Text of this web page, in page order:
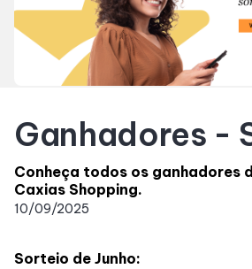
Horários
Cinema
Eventos
Fique por dentro
Ganhadores -
Conheça todos os ganhadores
Caxias Shopping.
10/09/2025
Sorteio de Junho: